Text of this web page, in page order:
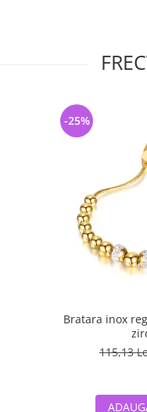
Bratara inox
115,13
-25%